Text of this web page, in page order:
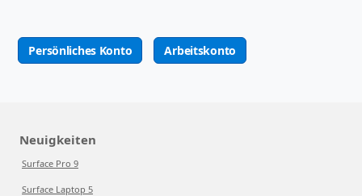
Persönliches Konto Arbeitskonto
Neuigkeiten
Surface Pro 9
Surface Laptop 5